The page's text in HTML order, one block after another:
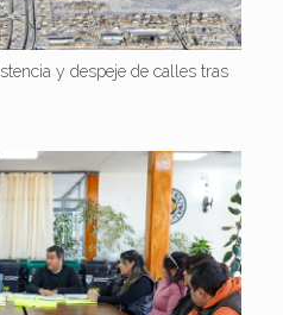
y despeje de calles tras